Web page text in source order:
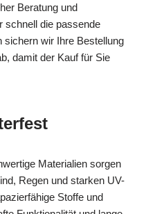
Beratung und
schnell die passende
wir Ihre Bestellung
damit der Kauf für Sie
Materialien sorgen
Regen und starken UV-
Stoffe und